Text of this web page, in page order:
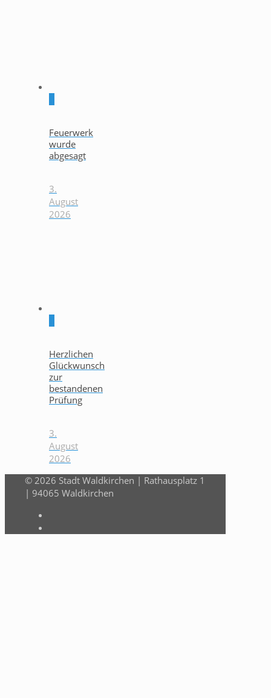
Feuerwerk
wurde
abgesagt
3.
August
2026
Herzlichen
Glückwunsch
zur
bestandenen
Prüfung
3.
August
2026
© 2026 Stadt Waldkirchen | Rathausplatz 1
| 94065 Waldkirchen